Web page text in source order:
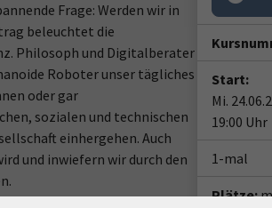
Frage: Werden wir in
beleuchtet die
Philosoph und Digitalberater
Roboter unser tägliches
oder gar
sozialen und technischen
einhergehen. Auch
und inwiefern wir durch den
Start:
Mi.
19:00 Uhr
1-mal
Plätze: